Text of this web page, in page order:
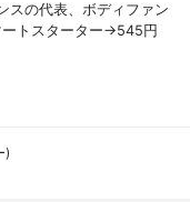
スの代表、ボディファン
トスターター→545円
)